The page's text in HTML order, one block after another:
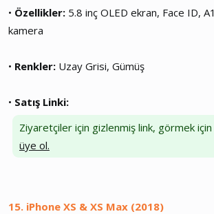
• Özellikler: 5.8 inç OLED ekran, Face ID,
kamera
• Renkler: Uzay Grisi, Gümüş
• Satış Linki:
Ziyaretçiler için gizlenmiş link, görmek için
üye ol.
15. iPhone XS & XS Max (2018)